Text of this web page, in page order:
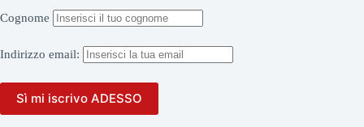
Cognome
Indirizzo email: